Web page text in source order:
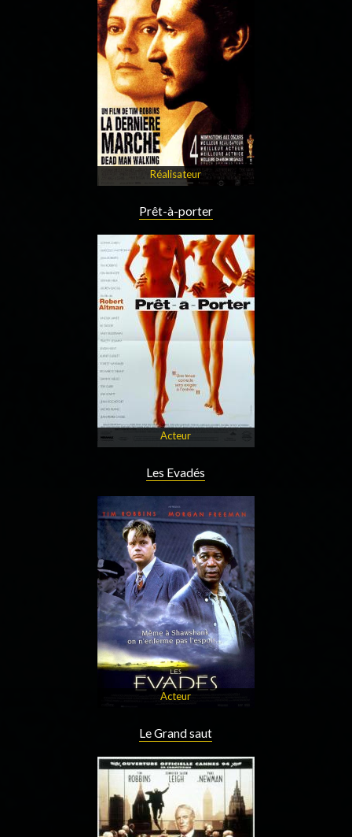
Réalisateur
Prêt-à-porter
Acteur
Les Evadés
Acteur
Le Grand saut